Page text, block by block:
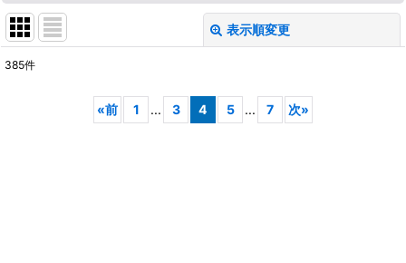
表示順変更
385件
«前 1 ... 3 4 5 ... 7 次»